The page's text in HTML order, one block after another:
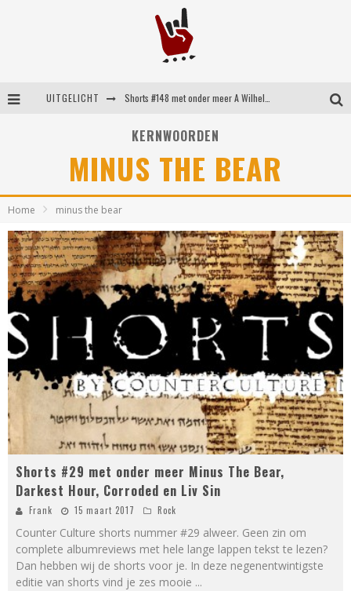
UITGELICHT
Britse emorockers van Basement maken tweede comeback met het indrukwekkende ‘Wired’
Shorts #149 met onder meer No Cure, Eva Under Fire, The Hu en Sleeping With Sirens
KERNWOORDEN
MINUS THE BEAR
Home minus the bear
Shorts #29 met onder meer Minus The Bear,
Darkest Hour, Corroded en Liv Sin
Frank 15 maart 2017 Rock
Counter Culture shorts nummer #29 alweer. Geen zin om
complete albumreviews met hele lange lappen tekst te lezen?
Dan hebben wij de shorts voor je. In deze negenentwintigste
editie van shorts vind je zes mooie ...